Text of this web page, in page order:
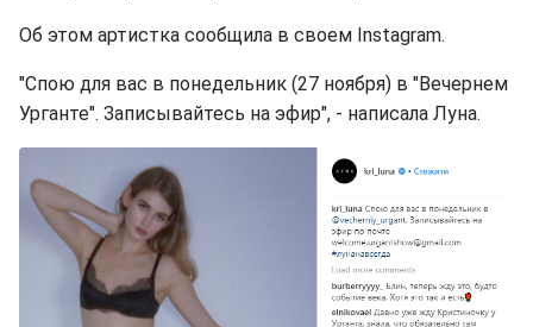
Об этом артистка сообщила в своем Instagram.
"Спою для вас в понедельник (27 ноября) в "Вечернем
Урганте". Записывайтесь на эфир", - написала Луна.